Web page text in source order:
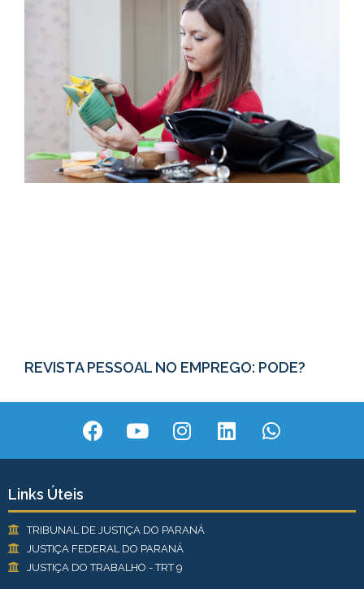
REVISTA PESSOAL NO EMPREGO: PODE?
Links Úteis
TRIBUNAL DE JUSTIÇA DO PARANÁ
JUSTIÇA FEDERAL DO PARANÁ
JUSTIÇA DO TRABALHO - TRT 9